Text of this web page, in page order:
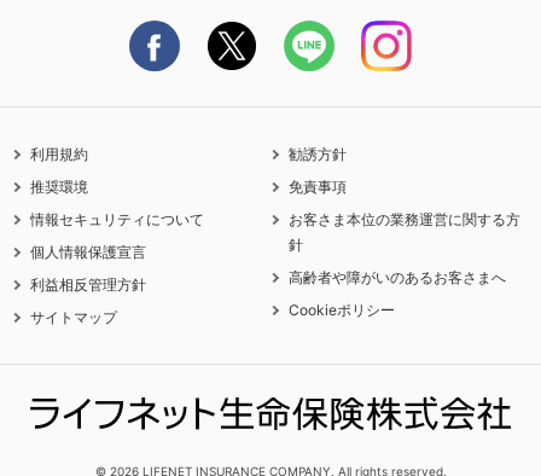
利用規約
推奨環境
情報セキュリティについて
個人情報保護宣言
利益相反管理方針
サイトマップ
勧誘方針
免責事項
お客さま本位の業務運営に関する方
針
高齢者や障がいのあるお客さまへ
Cookieポリシー
© 2026 LIFENET INSURANCE COMPANY. All rights reserved.